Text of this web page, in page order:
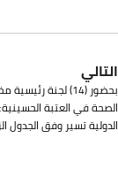
التالي
بحضور (14) لجنة
الصحة في العتبة
الدولية تسير وفق الجدول